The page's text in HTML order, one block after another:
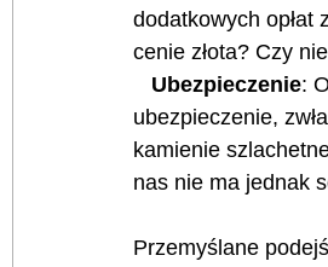
dodatkowych opłat
cenie złota? Czy
   Ubezpieczenie
:
ubezpieczenie,
kamienie
nas nie ma jednak
Przemyślane